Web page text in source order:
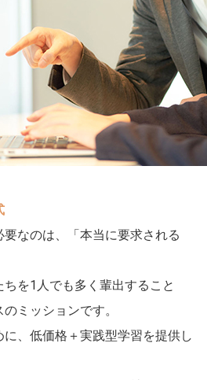
なのは、「本当に要求される
を1人でも多く輩出すること
ミッションです。
、低価格＋実践型学習を提供し